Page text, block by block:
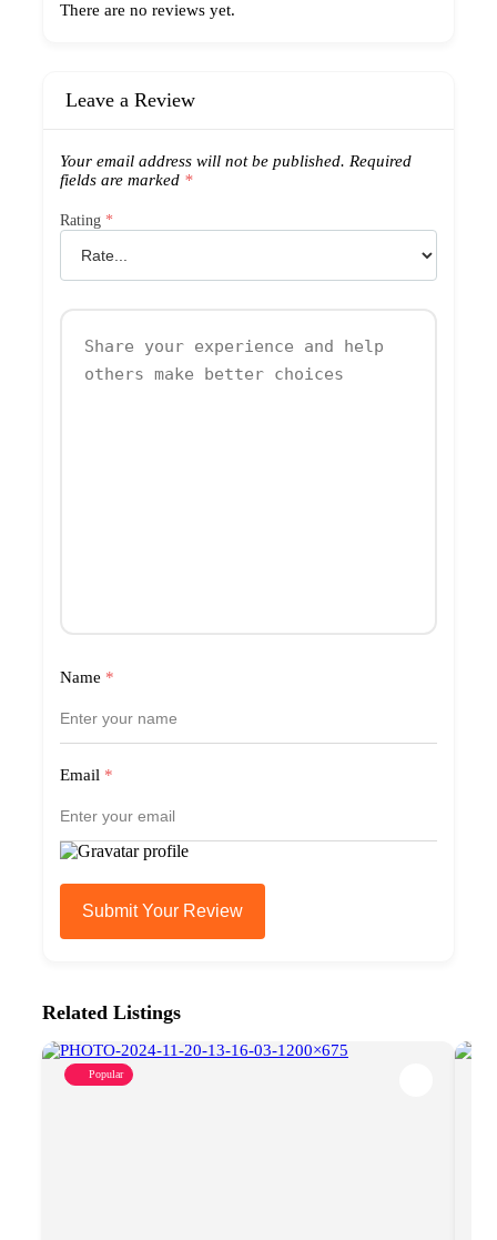
There are no reviews yet.
Leave a Review
Your email address will not be published. Required
fields are marked *
Rating *
Name *
Email *
Submit Your Review
Related Listings
Popular